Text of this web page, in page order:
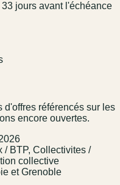
jours avant l'échéance
référencés sur les
encore ouvertes.
/ BTP, Collectivites /
collective
et Grenoble